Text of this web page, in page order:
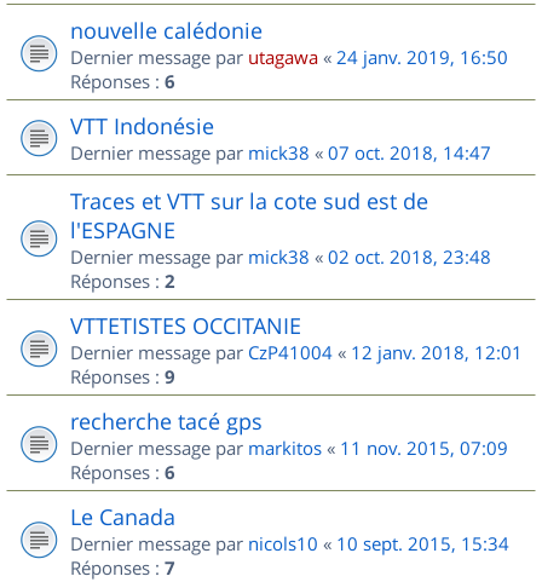
nouvelle calédonie
Dernier message par utagawa « 24 janv. 2019, 16:50
Réponses : 6
VTT Indonésie
Dernier message par mick38 « 07 oct. 2018, 14:47
Traces et VTT sur la cote sud est de
l'ESPAGNE
Dernier message par mick38 « 02 oct. 2018, 23:48
Réponses : 2
VTTETISTES OCCITANIE
Dernier message par CzP41004 « 12 janv. 2018, 12:01
Réponses : 9
recherche tacé gps
Dernier message par markitos « 11 nov. 2015, 07:09
Réponses : 6
Le Canada
Dernier message par nicols10 « 10 sept. 2015, 15:34
Réponses : 7